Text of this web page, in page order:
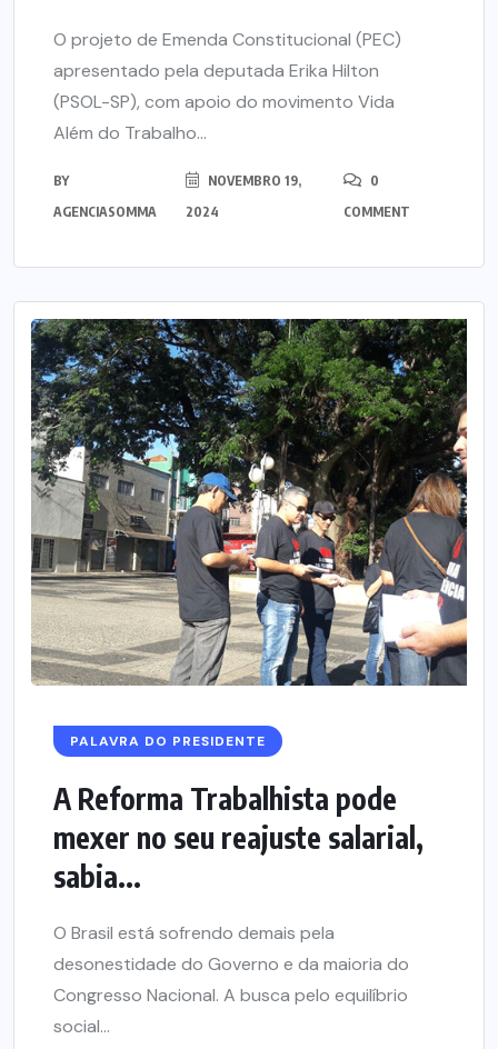
O projeto de Emenda Constitucional (PEC)
apresentado pela deputada Erika Hilton
(PSOL-SP), com apoio do movimento Vida
Além do Trabalho...
BY
AGENCIASOMMA
NOVEMBRO 19,
2024
0
COMMENT
PALAVRA DO PRESIDENTE
A Reforma Trabalhista pode
mexer no seu reajuste salarial,
sabia...
O Brasil está sofrendo demais pela
desonestidade do Governo e da maioria do
Congresso Nacional. A busca pelo equilíbrio
social...